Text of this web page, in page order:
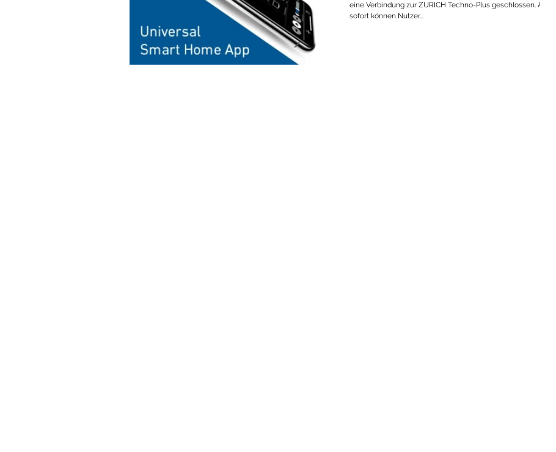
eine Verbindung zur ZURICH Techno-Plus geschlossen. Ab
sofort können Nutzer...